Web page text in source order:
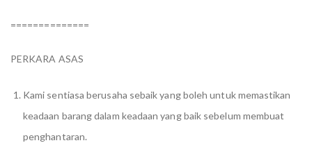
==============
PERKARA ASAS
Kami sentiasa berusaha sebaik yang boleh untuk memastikan
keadaan barang dalam keadaan yang baik sebelum membuat
penghantaran.